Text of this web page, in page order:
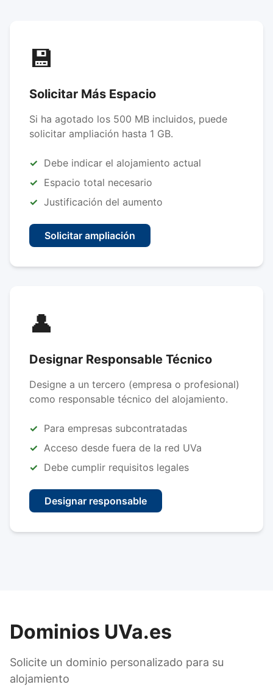
💾
Solicitar Más Espacio
Si ha agotado los 500 MB incluidos, puede
solicitar ampliación hasta 1 GB.
Debe indicar el alojamiento actual
Espacio total necesario
Justificación del aumento
Solicitar ampliación
👤
Designar Responsable Técnico
Designe a un tercero (empresa o profesional)
como responsable técnico del alojamiento.
Para empresas subcontratadas
Acceso desde fuera de la red UVa
Debe cumplir requisitos legales
Designar responsable
Dominios UVa.es
Solicite un dominio personalizado para su
alojamiento